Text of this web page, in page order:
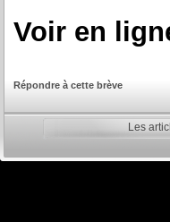
Voir en
Répondre à cette brève
Les